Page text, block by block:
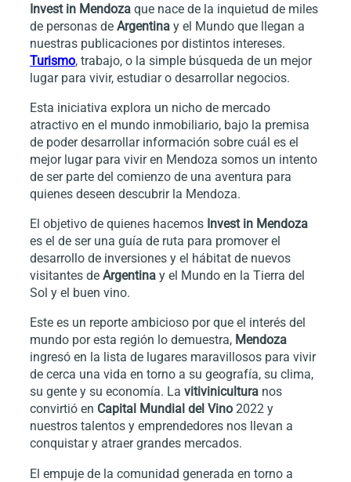
Invest in Mendoza que nace de la inquietud de miles
de personas de Argentina y el Mundo que llegan a
nuestras publicaciones por distintos intereses.
Turismo, trabajo, o la simple búsqueda de un mejor
lugar para vivir, estudiar o desarrollar negocios.
Esta iniciativa explora un nicho de mercado
atractivo en el mundo inmobiliario, bajo la premisa
de poder desarrollar información sobre cuál es el
mejor lugar para vivir en Mendoza somos un intento
de ser parte del comienzo de una aventura para
quienes deseen descubrir la Mendoza.
El objetivo de quienes hacemos Invest in Mendoza
es el de ser una guía de ruta para promover el
desarrollo de inversiones y el hábitat de nuevos
visitantes de Argentina y el Mundo en la Tierra del
Sol y el buen vino.
Este es un reporte ambicioso por que el interés del
mundo por esta región lo demuestra, Mendoza
ingresó en la lista de lugares maravillosos para vivir
de cerca una vida en torno a su geografía, su clima,
su gente y su economía. La vitivinicultura nos
convirtió en Capital Mundial del Vino 2022 y
nuestros talentos y emprendedores nos llevan a
conquistar y atraer grandes mercados.
El empuje de la comunidad generada en torno a